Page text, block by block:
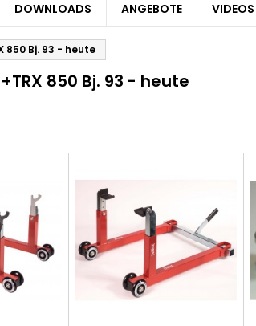
DOWNLOADS ANGEBOTE VIDEOS
850 Bj. 93 - heute
850 Bj. 93 - heute